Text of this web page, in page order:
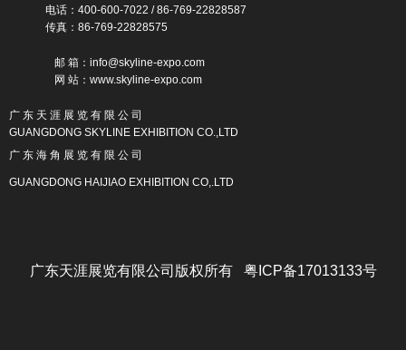
电话：400-600-7022 / 86-769-22828587
传真：86-769-22828575
邮 箱：info@skyline-expo.com
网 站：www.skyline-expo.com
广 东 天 涯 展 览 有 限 公 司
GUANGDONG SKYLINE EXHIBITION CO.,LTD
广 东 海 角 展 览 有 限 公 司
GUANGDONG HAIJIAO EXHIBITION CO,.LTD
广东天涯展览有限公司版权所有 粤ICP备17013133号